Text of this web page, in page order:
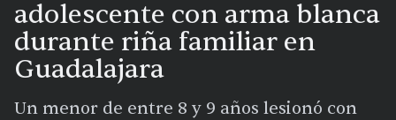
adolescente con arma blanca
durante riña familiar en
Guadalajara
Un menor de entre 8 y 9 años lesionó con